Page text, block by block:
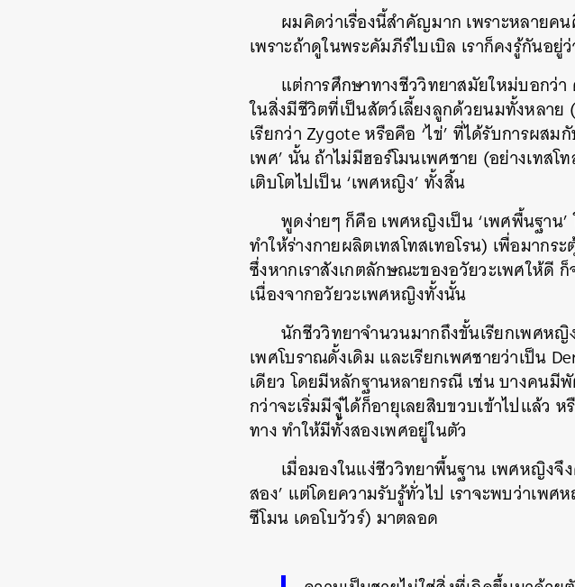
ผมคิดว่าเรื่องนี้สำคัญมาก เพราะหลาย
เพราะถ้าดูในพระคัมภีร์ไบเบิล เราก็คงรู้กัน
แต่การศึกษาทางชีววิทยาสมัยใหม่บอกว่า
ในสิ่งมีชีวิตที่เป็นสัตว์เลี้ยงลูกด้วยนมทั้งหลา
เรียกว่า Zygote หรือคือ ‘ไข่’ ที่ได้รับการผ
เพศ’ นั้น ถ้าไม่มีฮอร์โมนเพศชาย (อย่างเทส
เติบโตไปเป็น ‘เพศหญิง’ ทั้งสิ้น
พูดง่ายๆ ก็คือ เพศหญิงเป็น ‘เพศพื้นฐาน
ทำให้ร่างกายผลิตเทสโทสเทอโรน) เพื่อมาก
ซึ่งหากเราสังเกตลักษณะของอวัยวะเพศให้
เนื่องจากอวัยวะเพศหญิงทั้งนั้น
นักชีววิทยาจำนวนมากถึงขั้นเรียกเพศห
เพศโบราณดั้งเดิม และเรียกเพศชายว่าเป็น
เดียว โดยมีหลักฐานหลายกรณี เช่น บางคนมี
กว่าจะเริ่มมีจู๋ได้ก็อายุเลยสิบขวบเข้าไปแล้
ทาง ทำให้มีทั้งสองเพศอยู่ในตัว
เมื่อมองในแง่ชีววิทยาพื้นฐาน เพศหญิงจึ
สอง’ แต่โดยความรับรู้ทั่วไป เราจะพบว่าเพ
ซีโมน เดอโบวัวร์) มาตลอด